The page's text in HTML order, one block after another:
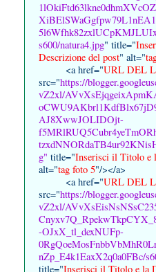
s600/natura4.jpg" title="
Descrizione del post" alt="
<a href="URL DEL
src="https://
vZ2xl/
AJ8XwwJOLIDOjt-
g" title="Inserisci il Titolo e
alt="tag foto 5"/></a>
<a href="URL DEL
src="https://
vZ2xl/
-OJxX_tl_dexNUFp-
nZp_E4k1EaxX2q0a0FBc/
title="Inserisci il Titolo e la